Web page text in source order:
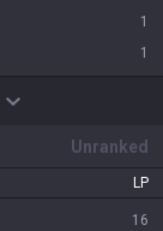
1
1
Unranked
LP
16